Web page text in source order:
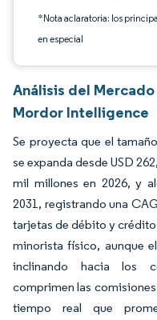
*Nota aclaratoria: los
en especial
Análisis del
Mordor Intelligence
Se proyecta que el
se expanda desde USD
mil millones en 2026, y
2031, registrando una
tarjetas de débito y
minorista físico, aunque
inclinando hacia los
comprimen las
tiempo real que